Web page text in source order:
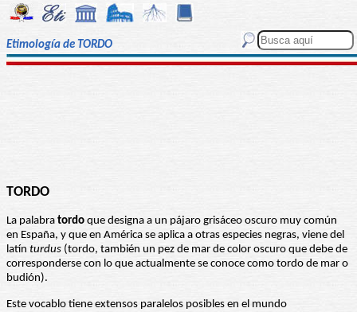
Etimología de TORDO
TORDO
La palabra tordo que designa a un pájaro grisáceo oscuro muy común
en España, y que en América se aplica a otras especies negras, viene del
latín turdus (tordo, también un pez de mar de color oscuro que debe de
corresponderse con lo que actualmente se conoce como tordo de mar o
budión).
Este vocablo tiene extensos paralelos posibles en el mundo